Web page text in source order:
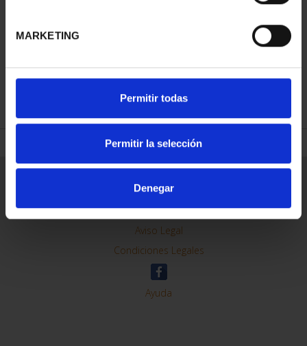
MARKETING
Permitir todas
Permitir la selección
Denegar
REFINAR
Contacto
Preguntas Frequentes (FAQs)
Aviso Legal
Condiciones Legales
Ayuda